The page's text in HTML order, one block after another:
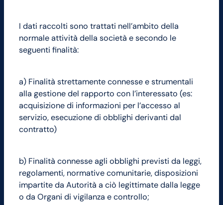
I dati raccolti sono trattati nell’ambito della
normale attività della società e secondo le
seguenti finalità:
a) Finalità strettamente connesse e strumentali
alla gestione del rapporto con l’interessato (es:
acquisizione di informazioni per l’accesso al
servizio, esecuzione di obblighi derivanti dal
contratto)
b) Finalità connesse agli obblighi previsti da leggi,
regolamenti, normative comunitarie, disposizioni
impartite da Autorità a ciò legittimate dalla legge
o da Organi di vigilanza e controllo;